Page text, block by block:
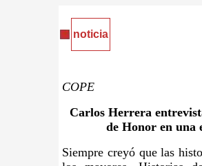
noticia
COPE
Carlos Herrera
de Honor en una
Siempre creyó que las